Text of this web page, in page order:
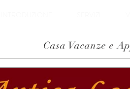
Casa Vacanze e